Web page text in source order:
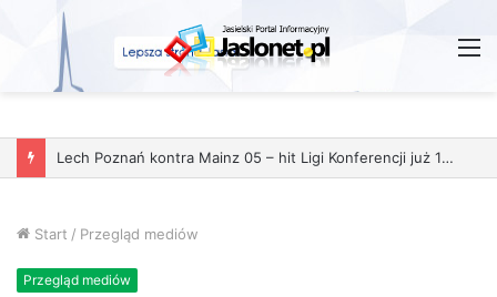
Start / Przegląd mediów
Przegląd mediów